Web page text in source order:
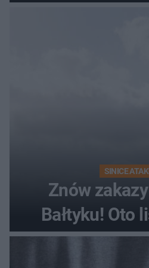
SINICE
Znów
Bałtyku! Oto